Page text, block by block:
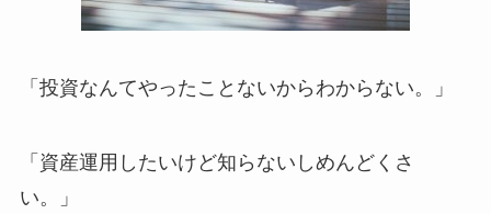
「投資なんてやったことないからわからない。」
「資産運用したいけど知らないしめんどくさ
い。」